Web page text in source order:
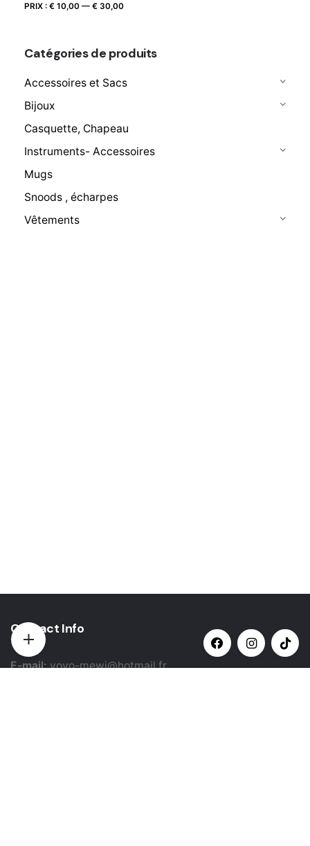
Prix
Prix
PRIX : € 10,00 — € 30,00
Catégories de produits
Accessoires et Sacs
Bijoux
Casquette, Chapeau
Instruments- Accessoires
Mugs
Snoods , écharpes
Vêtements
Contact Info
E-mail:yovo-mewi@hotmail.fr